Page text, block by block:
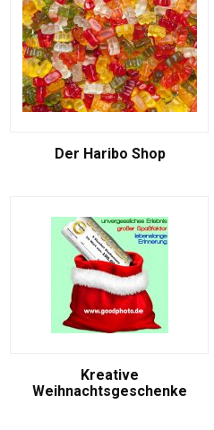
Der Haribo Shop
Kreative
Weihnachtsgeschenke